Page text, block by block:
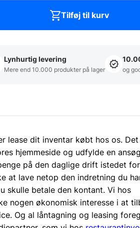
Tilføj til kurv
Lynhurtig levering
Mere end 10.000 produkter på lager og
lease dit inventar købt hos os. Det
hjemmeside og udfylde en
på den daglige drift istedet
at lave netop den indretning du
skulle betale den kontant. Vi hos
nogen økonomisk interesse i at
Og al låntagning og leasing